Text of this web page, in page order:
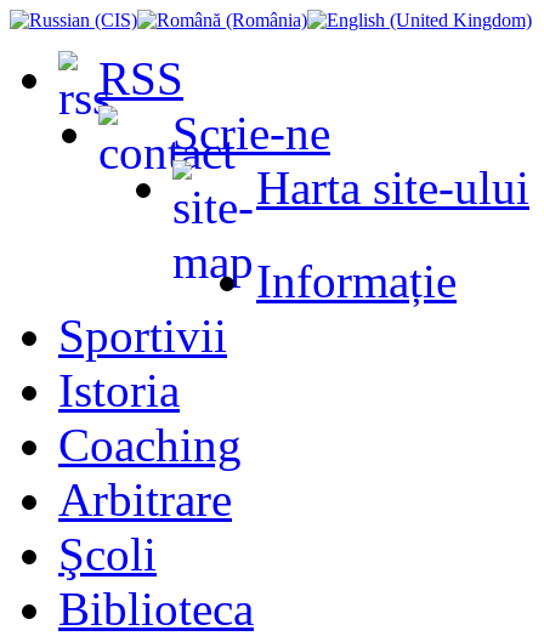
RSS
Scrie-ne
Harta site-ului
Informație
Sportivii
Istoria
Coaching
Arbitrare
Şcoli
Biblioteca